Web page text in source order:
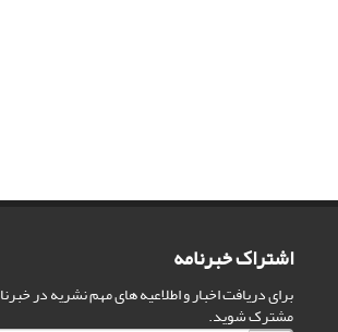
اشتراک خبرنامه
برای دریافت اخبار و اطلاعیه های مهم نشریه در
مشترک شوید.